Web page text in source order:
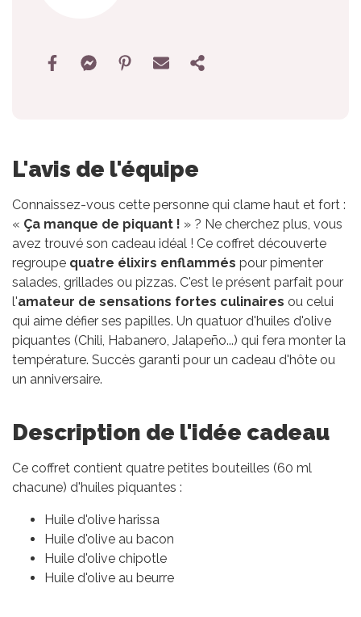
L'avis de l'équipe
Connaissez-vous cette personne qui clame haut et fort :
« Ça manque de piquant ! » ? Ne cherchez plus, vous
avez trouvé son cadeau idéal ! Ce coffret découverte
regroupe quatre élixirs enflammés pour pimenter
salades, grillades ou pizzas. C'est le présent parfait pour
l'amateur de sensations fortes culinaires ou celui
qui aime défier ses papilles. Un quatuor d'huiles d'olive
piquantes (Chili, Habanero, Jalapeño...) qui fera monter la
température. Succès garanti pour un cadeau d'hôte ou
un anniversaire.
Description de l'idée cadeau
Ce coffret contient quatre petites bouteilles (60 ml
chacune) d'huiles piquantes :
Huile d'olive harissa
Huile d'olive au bacon
Huile d'olive chipotle
Huile d'olive au beurre